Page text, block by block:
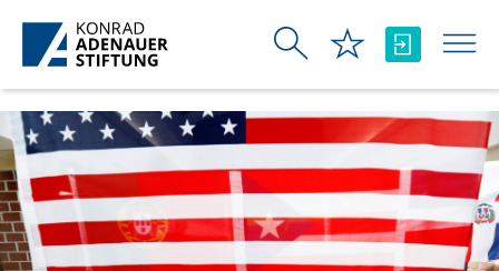
Skip to Main Content